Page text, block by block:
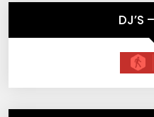
DJ’S